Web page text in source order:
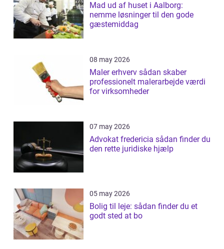
Mad ud af huset i Aalborg:
nemme løsninger til den gode
gæstemiddag
08 may 2026
Maler erhverv sådan skaber
professionelt malerarbejde værdi
for virksomheder
07 may 2026
Advokat fredericia sådan finder du
den rette juridiske hjælp
05 may 2026
Bolig til leje: sådan finder du et
godt sted at bo